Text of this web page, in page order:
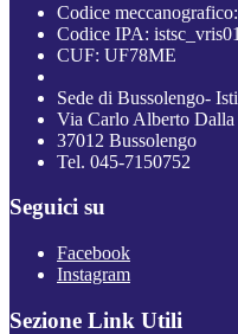
Codice
Codice IPA:
CUF: UF78ME
Sede di Bussolengo-
Via Carlo Alberto Dalla
37012 Bussolengo
Tel. 045-7150752
Seguici su
Facebook
Instagram
Sezione Link Utili